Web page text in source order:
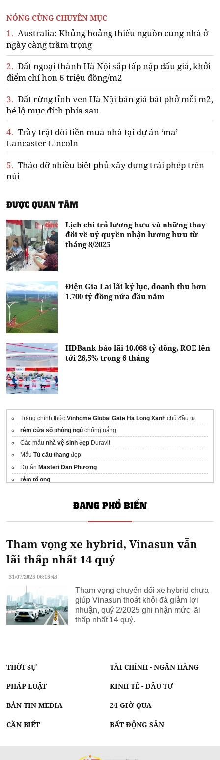
NÓNG CÙNG CHUYÊN MỤC
1. Australia: Khủng hoảng thiếu nguồn cung nhà ở
ngày càng trầm trọng
2. Đất ngoại thành Hà Nội sắp tấp nập đấu giá, khởi
điểm chỉ hơn 6 triệu đồng/m2
3. Đất rừng tỉnh ven Hà Nội bán giá bát phở mỗi m2,
hé lộ mục đích phía sau
4. Trầy trật đòi tiền mua nhà tại dự án ‘ma’
Lancaster Lincoln
5. Tháo dỡ nhiều biệt phủ xây dựng trái phép trên
núi
ĐƯỢC QUAN TÂM
Lịch chi trả lương hưu và những thay
đổi về uỷ quyền nhận lương hưu từ
tháng 8/2025
Điện Gia Lai lãi kỷ lục, doanh thu hơn
1.700 tỷ đồng nửa đầu năm
HDBank báo lãi 10.068 tỷ đồng, ROE lên
tới 26,5% trong 6 tháng
Trang chính thứcVinhome Global Gate Hạ Long Xanh chủ đầu tư
rèm cửa sổ phòng ngủ chống nắng
Các mẫunhà vệ sinh đẹp Duravit
MẫuTủ cầu thang đẹp
Dự ánMasteri Đan Phượng
rèm tổ ong
gia tu quan ao go oc choĐANG PHỔ BIẾN
Tham vọng xe hybrid, Vinasun vẫn
lãi thấp nhất 14 quý
31/07/2025 06:15:43
Tham vọng chuyển đổi xe hybrid chưa
giúp Vinasun thoát khỏi đà giảm lợi
nhuận, quý 2/2025 ghi nhận mức lãi
thấp nhất 14 quý.
THỜI SỰ TÀI CHÍNH - NGÂN HÀNG
PHÁP LUẬT KINH TẾ - ĐẦU TƯ
BẢN TIN MEDIA 24 GIỜ QUA
CẦN BIẾT BẤT ĐỘNG SẢN